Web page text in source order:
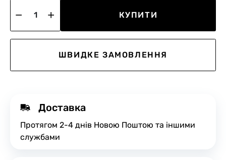
КУПИТИ
ШВИДКЕ ЗАМОВЛЕННЯ
Доставка
Протягом 2-4 днів Новою Поштою та іншими
службами